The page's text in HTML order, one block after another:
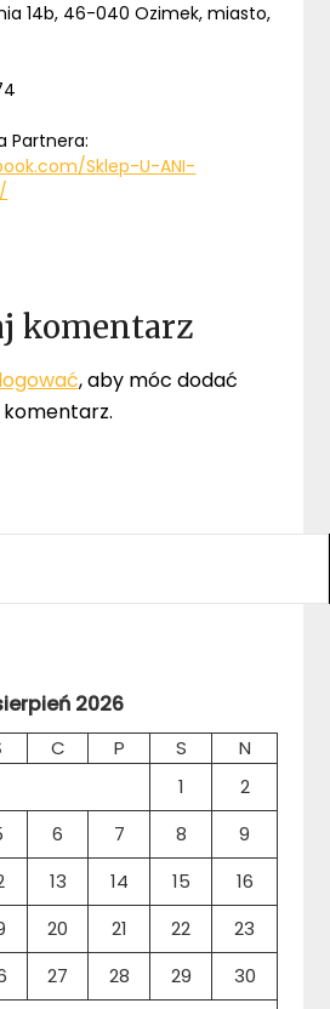
14b, 46-040 Ozimek, miasto,
Partnera:
Sklep-U-ANI-
komentarz
, aby móc dodać
komentarz.
2026
C P S
N
1
2
6 7 8
9
13 14 15
16
20 21 22
23
27 28 29
30